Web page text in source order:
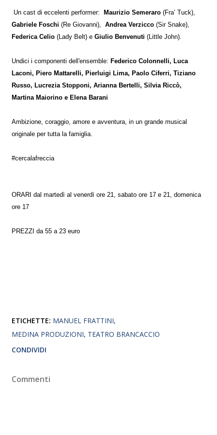
Un cast di eccelenti performer: Maurizio Semeraro (Fra’ Tuck),
Gabriele Foschi (Re Giovanni), Andrea Verzicco (Sir Snake),
Federica Celio (Lady Belt) e Giulio Benvenuti (Little John).
Undici i componenti dell'ensemble: Federico Colonnelli, Luca
Laconi, Piero Mattarelli, Pierluigi Lima, Paolo Ciferri, Tiziano
Russo, Lucrezia Stopponi, Arianna Bertelli, Silvia Riccò,
Martina Maiorino e Elena Barani
Ambizione, coraggio, amore e avventura, in un grande musical
originale per tutta la famiglia.
#cercalafreccia
ORARI dal martedì al venerdì ore 21, sabato ore 17 e 21, domenica
ore 17
PREZZI da 55 a 23 euro
ETICHETTE: MANUEL FRATTINI
MEDINA PRODUZIONI TEATRO BRANCACCIO
CONDIVIDI
Commenti